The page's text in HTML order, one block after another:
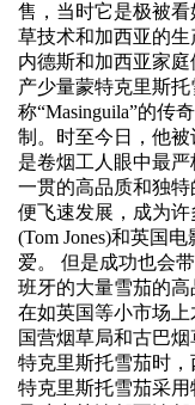
售，当时它是极被
草技术和加西亚的
内德斯和加西亚家
产少量蒙特克里斯
称“Masinguila”的传
制。时至今日，他
是卷烟工人眼中最
一贯的高品质和独
便飞速发展，成为
(Tom Jones)和英国
爱。 但是成功也会
班牙的大量雪茄的
在如英国等小市场
国营烟草局和古巴
特克里斯托雪茄时
特克里斯托雪茄采用